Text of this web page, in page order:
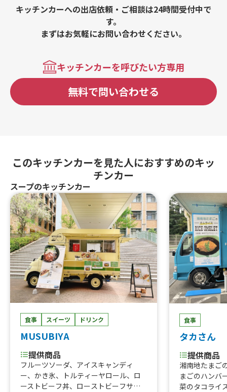
キッチンカーへの出店依頼・ご相談は24時間受付中で
す。
まずはお気軽にお問い合わせください。
キッチンカーを呼びたい方専用
無料で問い合わせる
このキッチンカーを見た人におすすめのキッ
チンカー
スープのキッチンカー
食事 スイーツ ドリンク
MUSUBIYA
提供商品
フルーツソーダ、アイスキャンディ
ー、かき氷、トルティーヤロール、ロ
ーストビーフ丼、ローストビーフサン
食事
タカさん
提供商品
湘南地たまご
まごのハンバ
菜のタコライ